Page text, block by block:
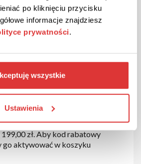
po kliknięciu przycisku
informacje znajdziesz
prywatności.
wszystkie
Ustawienia
przy każdym zamówieniu
Poniżej wskażemy kilka
rabatów, dzięki którym warto
procentowy– to jeden z
jaki występuje w sklepie
zasada jest bardzo prosta. Od
procentową obniżkę.
kod rabatowy procentowy
na przykład bukiet
średni za 179,10. Cena regularna
zł. Aby kod rabatowy
go aktywować w koszyku